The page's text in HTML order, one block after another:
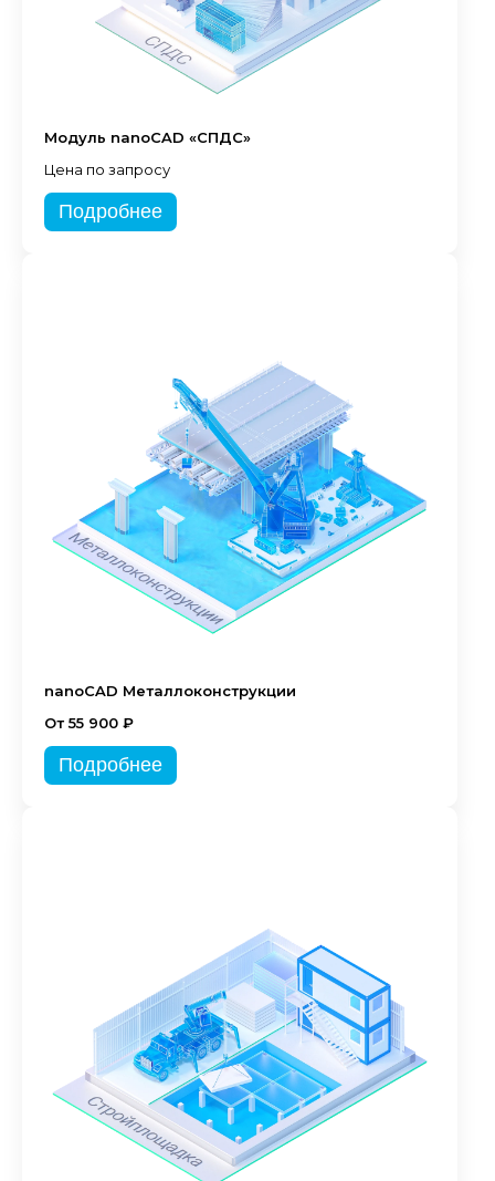
Модуль nanoCAD «СПДС»
Цена по запросу
Подробнее
nanoCAD Металлоконструкции
От 55 900 ₽
Подробнее